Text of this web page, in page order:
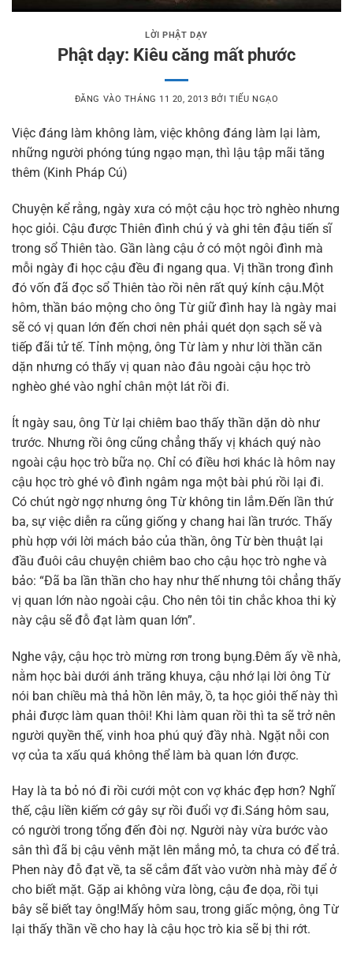
LỜI PHẬT DẠY
Phật dạy: Kiêu căng mất phước
ĐĂNG VÀO THÁNG 11 20, 2013 BỞITIẾU NGẠO
Việc đáng làm không làm, việc không đáng làm lại làm,
những người phóng túng ngạo mạn, thì lậu tập mãi tăng
thêm (Kinh Pháp Cú)
Chuyện kể rằng, ngày xưa có một cậu học trò nghèo nhưng
học giỏi. Cậu được Thiên đình chú ý và ghi tên đậu tiến sĩ
trong sổ Thiên tào. Gần làng cậu ở có một ngôi đình mà
mỗi ngày đi học cậu đều đi ngang qua. Vị thần trong đình
đó vốn đã đọc sổ Thiên tào rồi nên rất quý kính cậu.Một
hôm, thần báo mộng cho ông Từ giữ đình hay là ngày mai
sẽ có vị quan lớn đến chơi nên phải quét dọn sạch sẽ và
tiếp đãi tử tế. Tỉnh mộng, ông Từ làm y như lời thần căn
dặn nhưng có thấy vị quan nào đâu ngoài cậu học trò
nghèo ghé vào nghỉ chân một lát rồi đi.
Ít ngày sau, ông Từ lại chiêm bao thấy thần dặn dò như
trước. Nhưng rồi ông cũng chẳng thấy vị khách quý nào
ngoài cậu học trò bữa nọ. Chỉ có điều hơi khác là hôm nay
cậu học trò ghé vô đình ngâm nga một bài phú rồi lại đi.
Có chút ngờ ngợ nhưng ông Từ không tin lắm.Đến lần thứ
ba, sự việc diễn ra cũng giống y chang hai lần trước. Thấy
phù hợp với lời mách bảo của thần, ông Từ bèn thuật lại
đầu đuôi câu chuyện chiêm bao cho cậu học trò nghe và
bảo: “Đã ba lần thần cho hay như thế nhưng tôi chẳng thấy
vị quan lớn nào ngoài cậu. Cho nên tôi tin chắc khoa thi kỳ
này cậu sẽ đỗ đạt làm quan lớn”.
Nghe vậy, cậu học trò mừng rơn trong bụng.Đêm ấy về nhà,
nằm học bài dưới ánh trăng khuya, cậu nhớ lại lời ông Từ
nói ban chiều mà thả hồn lên mây, ồ, ta học giỏi thế này thì
phải được làm quan thôi! Khi làm quan rồi thì ta sẽ trở nên
người quyền thế, vinh hoa phú quý đầy nhà. Ngặt nỗi con
vợ của ta xấu quá không thể làm bà quan lớn được.
Hay là ta bỏ nó đi rồi cưới một con vợ khác đẹp hơn? Nghĩ
thế, cậu liền kiếm cớ gây sự rồi đuổi vợ đi.Sáng hôm sau,
có người trong tổng đến đòi nợ. Người này vừa bước vào
sân thì đã bị cậu vênh mặt lên mắng mỏ, ta chưa có để trả.
Phen này đỗ đạt về, ta sẽ cắm đất vào vườn nhà mày để ở
cho biết mặt. Gặp ai không vừa lòng, cậu đe dọa, rồi tụi
bây sẽ biết tay ông!Mấy hôm sau, trong giấc mộng, ông Từ
lại thấy thần về cho hay là cậu học trò kia sẽ bị thi rớt.